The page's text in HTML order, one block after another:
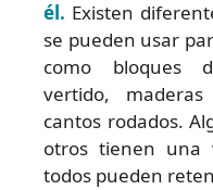
él. Existen
se pueden usar
como bloques
vertido,
cantos rodados.
otros tienen una
todos pueden